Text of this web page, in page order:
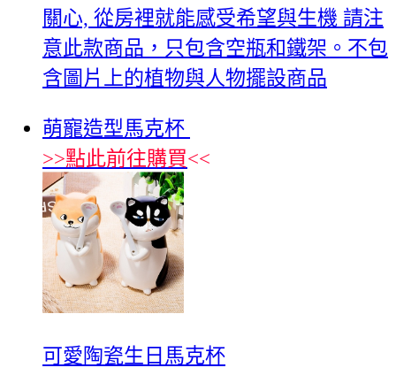
關心, 從房裡就能感受希望與生機 請注
意此款商品，只包含空瓶和鐵架。不包
含圖片上的植物與人物擺設商品
萌寵造型馬克杯
>>點此前往購買<<
可愛陶瓷生日馬克杯